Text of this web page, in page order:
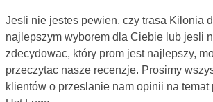
Jesli nie jestes pewien, czy trasa Kilonia
najlepszym wyborem dla Ciebie lub jesli
zdecydowac, który prom jest najlepszy,
przeczytac nasze recenzje. Prosimy
klientów o przeslanie nam opinii na